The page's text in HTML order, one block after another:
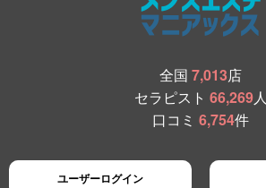
全国 7,013店
セラピスト 66,269人
口コミ 6,754件
ユーザーログイン